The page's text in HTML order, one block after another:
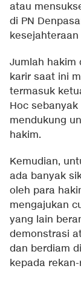
atau
di PN
Jumlah hakim
karir saat ini
termasuk
Hoc
mendukung
hakim.
Kemudian,
ada banyak
oleh para
mengajukan
yang lain
demonstrasi
dan berdiam
kepada